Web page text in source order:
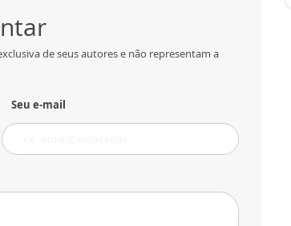
de seus autores e não representam a
Seu e-mail